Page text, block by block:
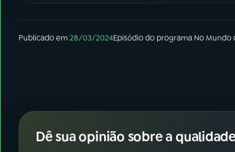
Publicado em28/03/2024Episódiodo programa No Mundo
Dê sua opinião sobre a